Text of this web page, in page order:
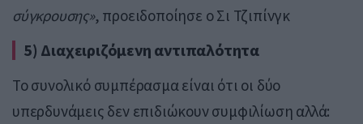
σύγκρουσης», προειδοποίησε ο Σι Τζιπίνγκ
5) Διαχειριζόμενη αντιπαλότητα
Το συνολικό συμπέρασμα είναι ότι οι δύο
υπερδυνάμεις δεν επιδιώκουν συμφιλίωση αλλά: